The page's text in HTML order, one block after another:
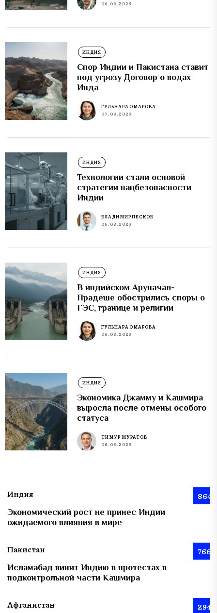
08.08.2026
ИНДИЯ
Спор Индии и Пакистана ставит
под угрозу Договор о водах
Инда
ГУЛЬНАРА ОМАРОВА
07.08.2026
ИНДИЯ
Технологии стали основой
стратегии нацбезопасности
Индии
ВЛАДИМИР ПЕСКОВ
06.08.2026
ИНДИЯ
В индийском Аруначал-
Прадеше обострились споры о
ГЭС, границе и религии
ГУЛЬНАРА ОМАРОВА
06.08.2026
ИНДИЯ
Экономика Джамму и Кашмира
выросла после отмены особого
статуса
ТИМУР МУРАТОВ
06.08.2026
Индия 864
Экономический рост не принес Индии
ожидаемого влияния в мире
Пакистан 766
Исламабад винит Индию в протестах в
подконтрольной части Кашмира
Афганистан 294